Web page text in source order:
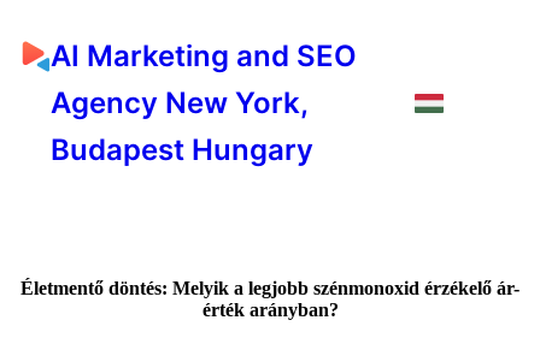
AI Marketing and SEO
Agency New York,
Budapest Hungary
Életmentő döntés: Melyik a legjobb szénmonoxid érzékelő ár-
érték arányban?